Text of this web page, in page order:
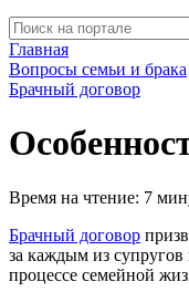
Главная
Вопросы семьи и брака
Брачный договор
Время на чтение: 7
Брачный договор
за каждым из супругов
процессе семейной